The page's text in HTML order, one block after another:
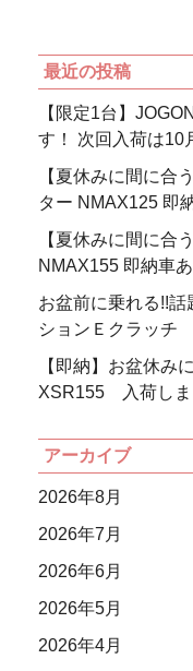
最近の投稿
【限定1台】
す！ 次回入荷は10
【夏休みに間に合
ター NMAX125 即
【夏休みに間に合
NMAX155 即納車あ
お盆前に乗れる!!
ションＥクラッチ
【即納】お盆休
XSR155 入荷しま
アーカイブ
2026年8月
2026年7月
2026年6月
2026年5月
2026年4月